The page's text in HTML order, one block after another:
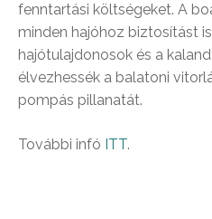
fenntartási költségeket. A
minden hajóhoz biztosítást
hajótulajdonosok és a
élvezhessék a balatoni
pompás pillanatát.
További infó ITT.